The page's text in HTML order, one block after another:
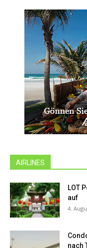
AIRLINES
LOT
auf
4.
nach